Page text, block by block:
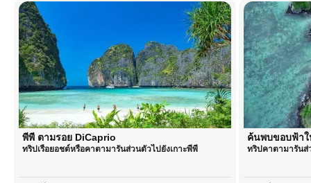
พีพี ตามรอย DiCaprio
ทริปเรือยอชต์หรือคาตามารันส่วนตัวไปยังเกาะพีพี
ค้นพบขอบฟ้าใ
ทริปคาตามารันส่